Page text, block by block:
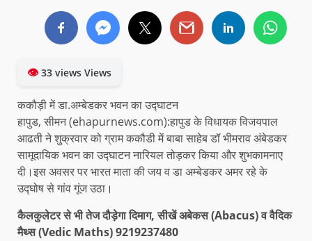
👁33 views Views
ककौड़ी में डा.अम्बेडकर भवन का उद्घाटन
हापुड, सीमन (ehapurnews.com):हापुड के विधायक विजयपाल
आढती ने शुक्रवार को ग्राम ककौडी में बाबा साहेब डॉ भीमराव अंबेडकर
सामूदायिक भवन का उद्घाटन नारियल तोड़कर किया और शुभकामनाए
दी।इस अवसर पर भारत माता की जय व डा अम्बेडकर अमर रहे के
उद्घोष से गांव गूंज उठा।
कैलकुलेटर से भी तेज दौड़ेगा दिमाग, सीखें अबेकस (Abacus) व वैदिक
मैथ्स (Vedic Maths) 9219237480